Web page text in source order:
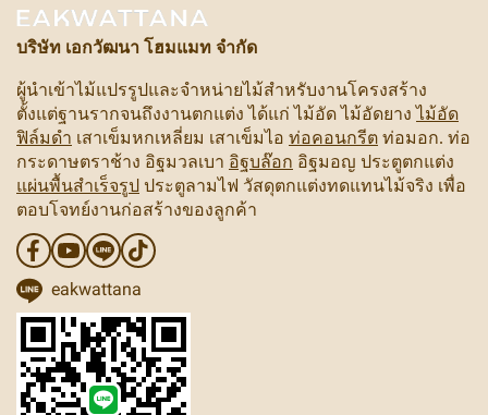
บริษัท เอกวัฒนา โฮมแมท จำกัด
ผู้นำเข้าไม้แปรรูปและจำหน่ายไม้สำหรับงานโครงสร้าง
ตั้งแต่ฐานรากจนถึงงานตกแต่ง ได้แก่ ไม้อัด ไม้อัดยางไม้อัด
ฟิล์มดำ เสาเข็มหกเหลี่ยม เสาเข็มไอ ท่อคอนกรีต ท่อมอก. ท่อ
กระดาษตราช้าง อิฐมวลเบา อิฐบล๊อก อิฐมอญ ประตูตกแต่ง
แผ่นพื้นสำเร็จรูป ประตูลามไฟ วัสดุตกแต่งทดแทนไม้จริง เพื่อ
ตอบโจทย์งานก่อสร้างของลูกค้า
eakwattana